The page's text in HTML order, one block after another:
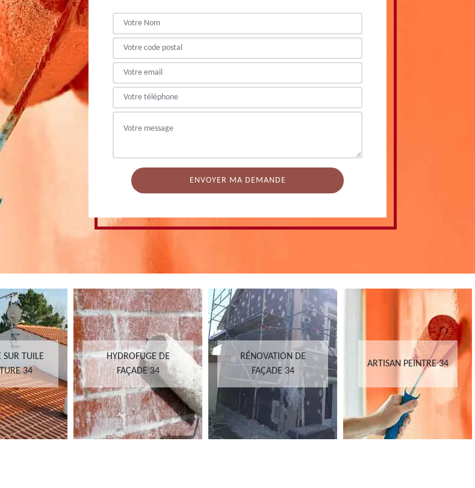
SUR TUILE
34
HYDROFUGE DE
FAÇADE 34
RÉNOVATION DE
FAÇADE 34
ARTISAN PEINTRE 34